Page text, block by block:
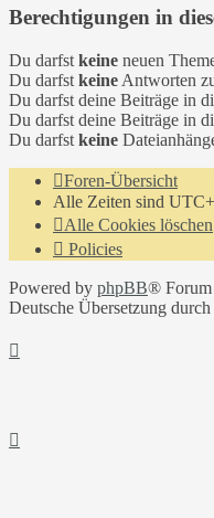
Berechtigungen in
Du darfst keine neuen
Du darfst keine Antworten
Du darfst deine Beiträge in
Du darfst deine Beiträge in
Du darfst keine
Foren-Übersicht
Alle Zeiten sind
Alle Cookies löschen
Policies
Powered by phpBB®
Deutsche Übersetzung durch